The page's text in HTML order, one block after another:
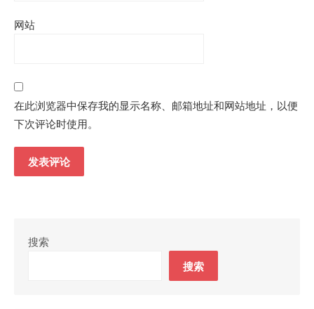
网站
在此浏览器中保存我的显示名称、邮箱地址和网站地址，以便
下次评论时使用。
搜索
搜索